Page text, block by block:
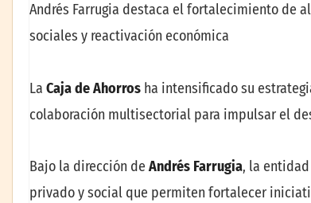
Andrés Farrugia destaca el fortalecimiento de
sociales y reactivación económica
La Caja de Ahorros ha intensificado su
colaboración multisectorial para impulsar el
Bajo la dirección de Andrés Farrugia, la
privado y social que permiten fortalecer